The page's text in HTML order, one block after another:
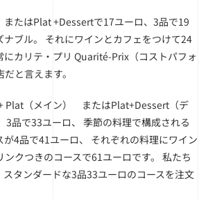
たはPlat +Dessertで17ユーロ、3品で19
ナブル。 それにワインとカフェをつけて24
にカリテ・プリ Quarité-Prix（コストパフォ
と言えます。
Plat（メイン） またはPlat+Dessert（デ
3品で33ユーロ、 季節の料理で構成される
が4品で41ユーロ、 それぞれの料理にワイン
クつきのコースで61ユーロです。 私たち
スタンダードな3品33ユーロのコースを注文